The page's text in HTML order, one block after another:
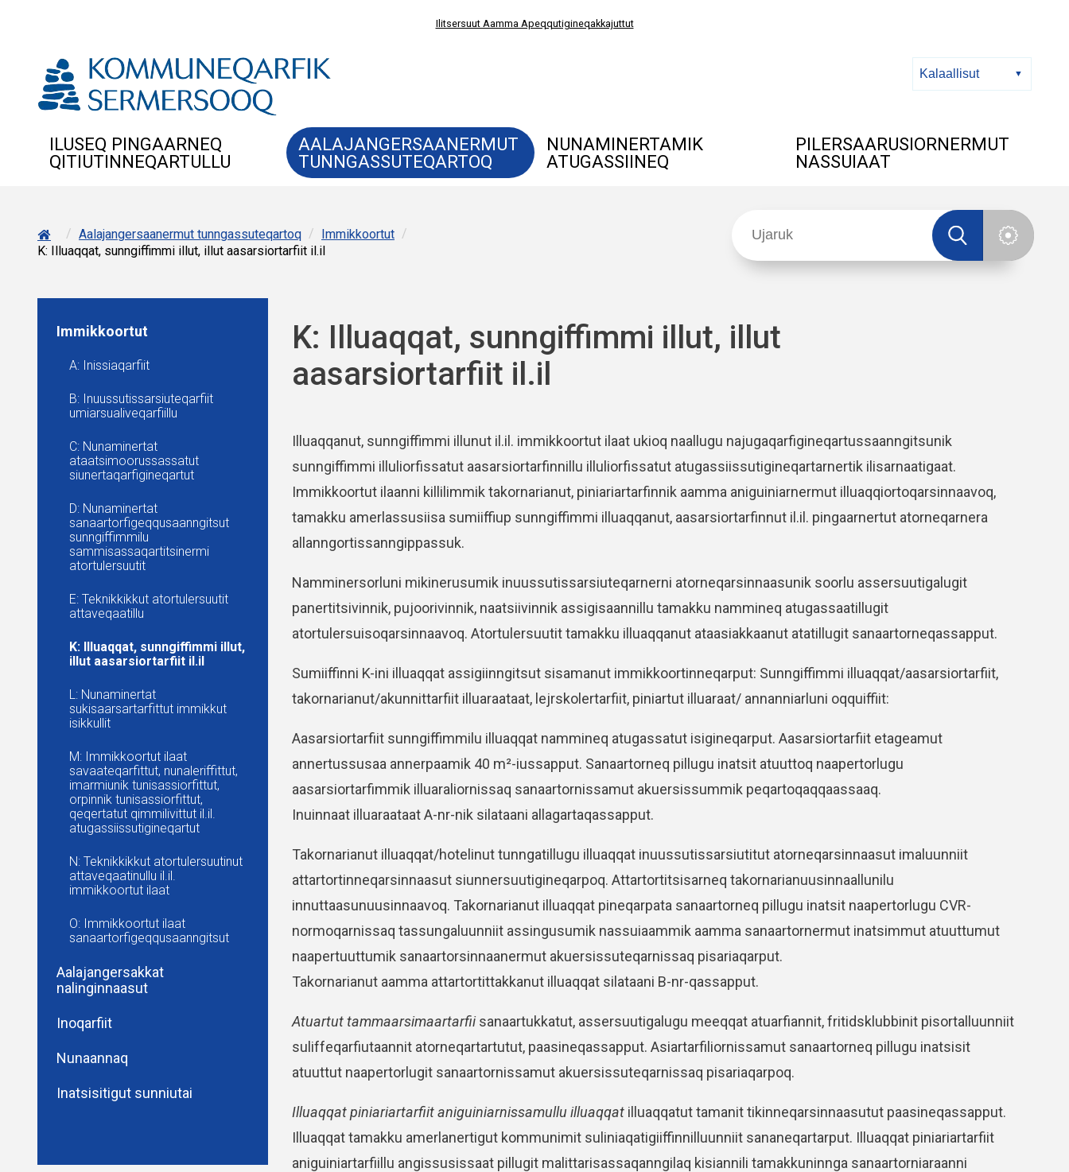
Ilitsersuut Aamma Apeqqutigineqakkajuttut
ILUSEQ PINGAARNEQ
QITIUTINNEQARTULLU
AALAJANGERSAANERMUT
TUNNGASSUTEQARTOQ
NUNAMINERTAMIK
ATUGASSIINEQ
PILERSAARUSIORNERMUT
NASSUIAAT
/ Aalajangersaanermut tunngassuteqartoq / Immikkoortut /
K: Illuaqqat, sunngiffimmi illut, illut aasarsiortarfiit il.il
Immikkoortut
A: Inissiaqarfiit
B: Inuussutissarsiuteqarfiit
umiarsualiveqarfiillu
C: Nunaminertat
ataatsimoorussassatut
siunertaqarfigineqartut
D: Nunaminertat
sanaartorfigeqqusaanngitsut
sunngiffimmilu
sammisassaqartitsinermi
atortulersuutit
E: Teknikkikkut atortulersuutit
attaveqaatillu
K: Illuaqqat, sunngiffimmi illut,
illut aasarsiortarfiit il.il
L: Nunaminertat
sukisaarsartarfittut immikkut
isikkullit
M: Immikkoortut ilaat
savaateqarfittut, nunaleriffittut,
imarmiunik tunisassiorfittut,
orpinnik tunisassiorfittut,
qeqertatut qimmilivittut il.il.
atugassiissutigineqartut
N: Teknikkikkut atortulersuutinut
attaveqaatinullu il.il.
immikkoortut ilaat
O: Immikkoortut ilaat
sanaartorfigeqqusaanngitsut
Aalajangersakkat
nalinginnaasut
Inoqarfiit
Nunaannaq
Inatsisitigut sunniutai
K: Illuaqqat, sunngiffimmi illut, illut
aasarsiortarfiit il.il
Illuaqqanut, sunngiffimmi illunut il.il. immikkoortut ilaat ukioq naallugu najugaqarfigineqartussaanngitsunik
sunngiffimmi illuliorfissatut aasarsiortarfinnillu illuliorfissatut atugassiissutigineqartarnertik ilisarnaatigaat.
Immikkoortut ilaanni killilimmik takornarianut, piniariartarfinnik aamma aniguiniarnermut illuaqqiortoqarsinnaavoq,
tamakku amerlassusiisa sumiiffiup sunngiffimmi illuaqqanut, aasarsiortarfinnut il.il. pingaarnertut atorneqarnera
allanngortissanngippassuk.
Namminersorluni mikinerusumik inuussutissarsiuteqarnerni atorneqarsinnaasunik soorlu assersuutigalugit
panertitsivinnik, pujoorivinnik, naatsiivinnik assigisaannillu tamakku nammineq atugassaatillugit
atortulersuisoqarsinnaavoq. Atortulersuutit tamakku illuaqqanut ataasiakkaanut atatillugit sanaartorneqassapput.
Sumiiffinni K-ini illuaqqat assigiinngitsut sisamanut immikkoortinneqarput: Sunngiffimmi illuaqqat/aasarsiortarfiit,
takornarianut/akunnittarfiit illuaraataat, lejrskolertarfiit, piniartut illuaraat/ annanniarluni oqquiffiit:
Aasarsiortarfiit sunngiffimmilu illuaqqat nammineq atugassatut isigineqarput. Aasarsiortarfiit etageamut
annertussusaa annerpaamik 40 m²-iussapput. Sanaartorneq pillugu inatsit atuuttoq naapertorlugu
aasarsiortarfimmik illuaraliornissaq sanaartornissamut akuersissummik peqartoqaqqaassaaq.
Inuinnaat illuaraataat A-nr-nik silataani allagartaqassapput.
Takornarianut illuaqqat/hotelinut tunngatillugu illuaqqat inuussutissarsiutitut atorneqarsinnaasut imaluunniit
attartortinneqarsinnaasut siunnersuutigineqarpoq. Attartortitsisarneq takornarianuusinnaallunilu
innuttaasunuusinnaavoq. Takornarianut illuaqqat pineqarpata sanaartorneq pillugu inatsit naapertorlugu CVR-
normoqarnissaq tassungaluunniit assingusumik nassuiaammik aamma sanaartornermut inatsimmut atuuttumut
naapertuuttumik sanaartorsinnaanermut akuersissuteqarnissaq pisariaqarput.
Takornarianut aamma attartortittakkanut illuaqqat silataani B-nr-qassapput.
Atuartut tammaarsimaartarfiisanaartukkatut, assersuutigalugu meeqqat atuarfiannit, fritidsklubbinit pisortalluunniit
suliffeqarfiutaannit atorneqartartutut, paasineqassapput. Asiartarfiliornissamut sanaartorneq pillugu inatsisit
atuuttut naapertorlugit sanaartornissamut akuersissuteqarnissaq pisariaqarpoq.
Illuaqqat piniariartarfiit aniguiniarnissamullu illuaqqat illuaqqatut tamanit tikinneqarsinnaasutut paasineqassapput.
Illuaqqat tamakku amerlanertigut kommunimit suliniaqatigiiffinnilluunniit sananeqartarput. Illuaqqat piniariartarfiit
aniguiniartarfiillu angissusissaat pillugit malittarisassaqanngilaq kisiannili tamakkuninnga sanaartorniaraanni